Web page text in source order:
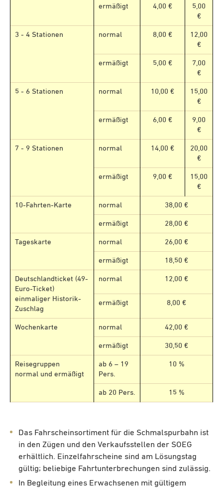
ermäßigt 4,00 €
5,00
€
3 - 4 Stationen normal 8,00 €
12,00
€
ermäßigt 5,00 €
7,00
€
5 - 6 Stationen normal 10,00 €
15,00
€
ermäßigt 6,00 €
9,00
€
7 - 9 Stationen normal 14,00 €
20,00
€
ermäßigt 9,00 €
15,00
€
10-Fahrten-Karte normal 38,00 €
ermäßigt 28,00 €
Tageskarte normal 26,00 €
ermäßigt 18,50 €
Deutschlandticket (49-
Euro-Ticket)
einmaliger Historik-
Zuschlag
normal 12,00 €
ermäßigt 8,00 €
Wochenkarte normal 42,00 €
ermäßigt 30,50 €
Reisegruppen
normal und ermäßigt
ab 6 – 19
Pers.
10 %
ab 20 Pers. 15 %
Das Fahrscheinsortiment für die Schmalspurbahn ist
in den Zügen und den Verkaufsstellen der SOEG
erhältlich. Einzelfahrscheine sind am Lösungstag
gültig; beliebige Fahrtunterbrechungen sind zulässig.
In Begleitung eines Erwachsenen mit gültigem